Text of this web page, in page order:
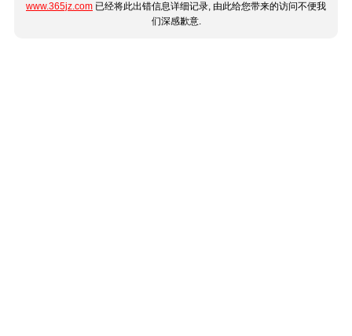
www.365jz.com 已经将此出错信息详细记录, 由此给您带来的访问不便我
们深感歉意.